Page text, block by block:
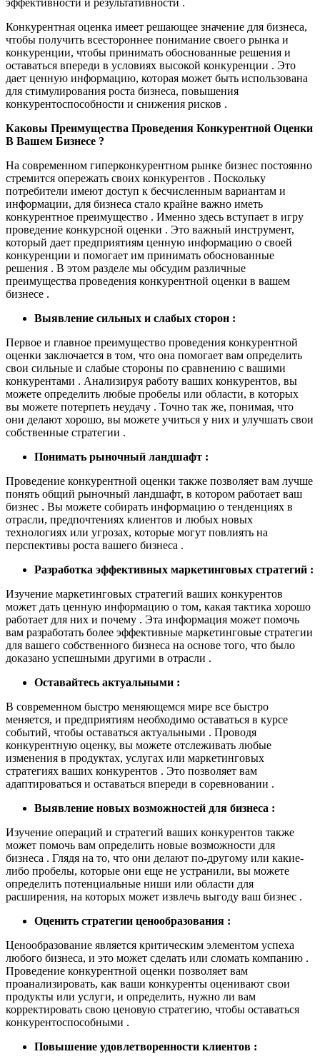
эффективности и результативности .
Конкурентная оценка имеет решающее значение для бизнеса,
чтобы получить всестороннее понимание своего рынка и
конкуренции, чтобы принимать обоснованные решения и
оставаться впереди в условиях высокой конкуренции . Это
дает ценную информацию, которая может быть использована
для стимулирования роста бизнеса, повышения
конкурентоспособности и снижения рисков .
Каковы Преимущества Проведения Конкурентной Оценки
В Вашем Бизнесе ?
На современном гиперконкурентном рынке бизнес постоянно
стремится опережать своих конкурентов . Поскольку
потребители имеют доступ к бесчисленным вариантам и
информации, для бизнеса стало крайне важно иметь
конкурентное преимущество . Именно здесь вступает в игру
проведение конкурсной оценки . Это важный инструмент,
который дает предприятиям ценную информацию о своей
конкуренции и помогает им принимать обоснованные
решения . В этом разделе мы обсудим различные
преимущества проведения конкурентной оценки в вашем
бизнесе .
Выявление сильных и слабых сторон :
Первое и главное преимущество проведения конкурентной
оценки заключается в том, что она помогает вам определить
свои сильные и слабые стороны по сравнению с вашими
конкурентами . Анализируя работу ваших конкурентов, вы
можете определить любые пробелы или области, в которых
вы можете потерпеть неудачу . Точно так же, понимая, что
они делают хорошо, вы можете учиться у них и улучшать свои
собственные стратегии .
Понимать рыночный ландшафт :
Проведение конкурентной оценки также позволяет вам лучше
понять общий рыночный ландшафт, в котором работает ваш
бизнес . Вы можете собирать информацию о тенденциях в
отрасли, предпочтениях клиентов и любых новых
технологиях или угрозах, которые могут повлиять на
перспективы роста вашего бизнеса .
Разработка эффективных маркетинговых стратегий :
Изучение маркетинговых стратегий ваших конкурентов
может дать ценную информацию о том, какая тактика хорошо
работает для них и почему . Эта информация может помочь
вам разработать более эффективные маркетинговые стратегии
для вашего собственного бизнеса на основе того, что было
доказано успешными другими в отрасли .
Оставайтесь актуальными :
В современном быстро меняющемся мире все быстро
меняется, и предприятиям необходимо оставаться в курсе
событий, чтобы оставаться актуальными . Проводя
конкурентную оценку, вы можете отслеживать любые
изменения в продуктах, услугах или маркетинговых
стратегиях ваших конкурентов . Это позволяет вам
адаптироваться и оставаться впереди в соревновании .
Выявление новых возможностей для бизнеса :
Изучение операций и стратегий ваших конкурентов также
может помочь вам определить новые возможности для
бизнеса . Глядя на то, что они делают по-другому или какие-
либо пробелы, которые они еще не устранили, вы можете
определить потенциальные ниши или области для
расширения, на которых может извлечь выгоду ваш бизнес .
Оценить стратегии ценообразования :
Ценообразование является критическим элементом успеха
любого бизнеса, и это может сделать или сломать компанию .
Проведение конкурентной оценки позволяет вам
проанализировать, как ваши конкуренты оценивают свои
продукты или услуги, и определить, нужно ли вам
корректировать свою ценовую стратегию, чтобы оставаться
конкурентоспособными .
Повышение удовлетворенности клиентов :